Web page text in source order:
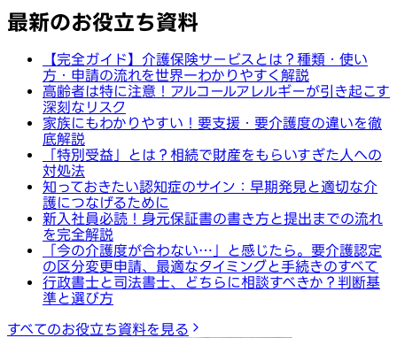
最新のお役立ち資料
【完全ガイド】介護保険サービスとは？種類・使い
方・申請の流れを世界一わかりやすく解説
高齢者は特に注意！アルコールアレルギーが引き起こす
深刻なリスク
家族にもわかりやすい！要支援・要介護度の違いを徹
底解説
「特別受益」とは？相続で財産をもらいすぎた人への
対処法
知っておきたい認知症のサイン：早期発見と適切な介
護につなげるために
新入社員必読！身元保証書の書き方と提出までの流れ
を完全解説
「今の介護度が合わない…」と感じたら。要介護認定
の区分変更申請、最適なタイミングと手続きのすべて
行政書士と司法書士、どちらに相談すべきか？判断基
準と選び方
すべてのお役立ち資料を見る